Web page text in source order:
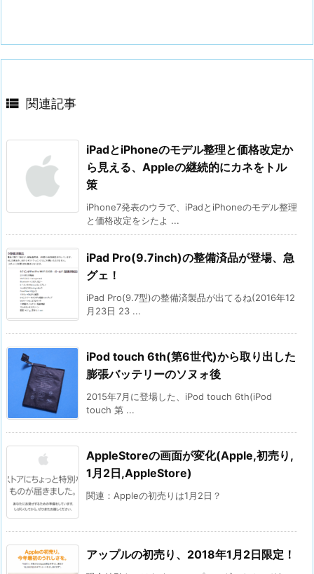
 関連記事
iPadとiPhoneのモデル整理と価格改定か
ら見える、Appleの継続的にカネをトル
策
iPhone7発表のウラで、iPadとiPhoneのモデル整理
と価格改定をシたよ ...
iPad Pro(9.7inch)の整備済品が登場、急
グェ！
iPad Pro(9.7型)の整備済製品が出てるね(2016年12
月23日 23 ...
iPod touch 6th(第6世代)から取り出した
膨張バッテリーのソヌォ後
2015年7月に登場した、iPod touch 6th(iPod
touch 第 ...
AppleStoreの画面が変化(Apple,初売り,
1月2日,AppleStore)
関連：Appleの初売りは1月2日？
アップルの初売り、2018年1月2日限定！